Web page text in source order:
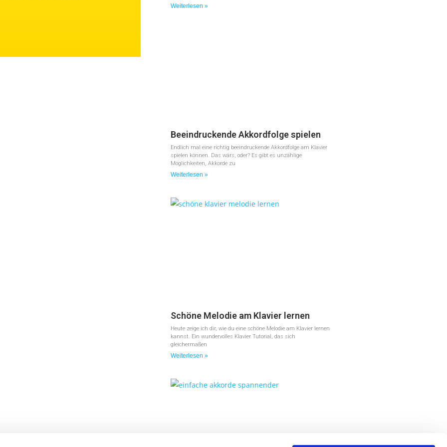
Weiterlesen »
Beeindruckende Akkordfolge spielen
Endlich mal eine richtig beeindruckende Akkordfolge am Klavier
spielen können. Das wärs, oder? Es gibt es unzählige
Möglichkeiten, Akkorde zu
Weiterlesen »
Schöne Melodie am Klavier lernen
Heute zeige ich dir, wie du eine schöne Melodie am Klavier lernen
kannst. Ein wundervolles Klavier Tutorial, das sich
gleichermaßen
Weiterlesen »